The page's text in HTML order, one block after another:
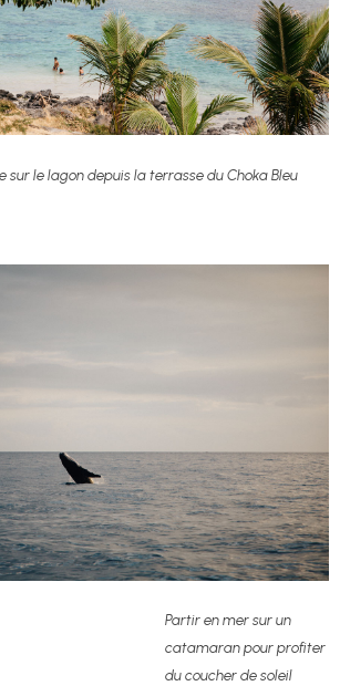
sur le lagon depuis la terrasse du Choka Bleu
Partir en mer sur un
catamaran pour profiter
du coucher de soleil